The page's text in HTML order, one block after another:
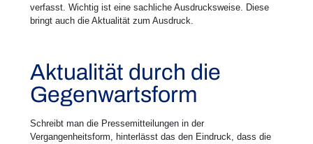
verfasst. Wichtig ist eine sachliche Ausdrucksweise. Diese
bringt auch die Aktualität zum Ausdruck.
Aktualität durch die
Gegenwartsform
Schreibt man die Pressemitteilungen in der
Vergangenheitsform, hinterlässt das den Eindruck, dass die